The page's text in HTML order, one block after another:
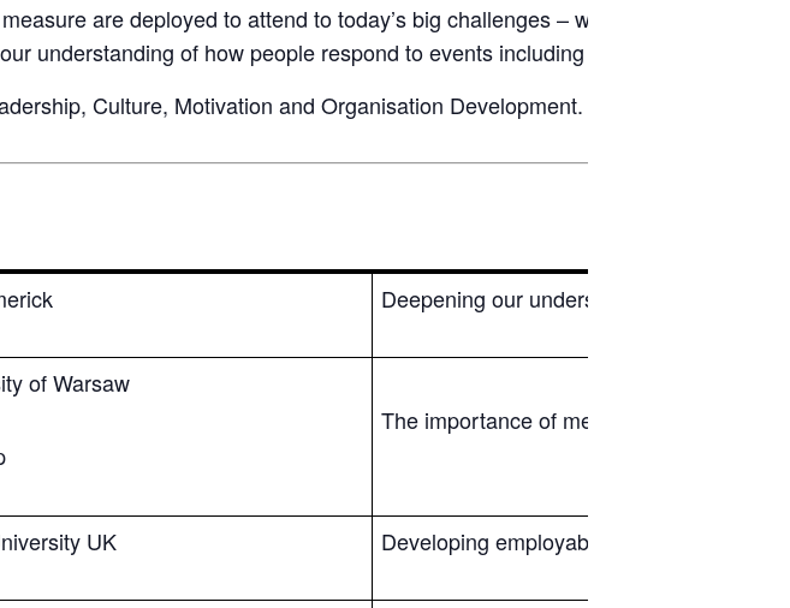
are deployed to attend to today’s big challenges – well-being,
understanding of how people respond to events including challenging old
Culture, Motivation and Organisation Development.
Deepening our understanding of mental
of Warsaw
The importance of mental toughness in
UK Developing employability to prepare